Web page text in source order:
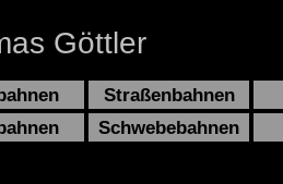
Göttler
Straßenbahnen
Schwebebahnen